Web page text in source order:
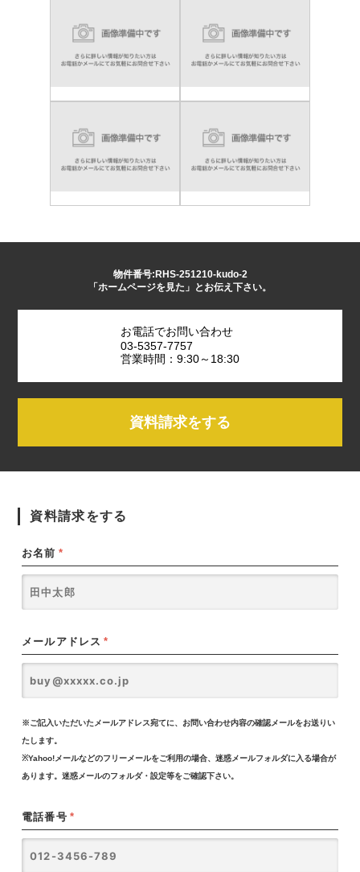
物件番号:RHS-251210-kudo-2
「ホームページを見た」とお伝え下さい。
お電話でお問い合わせ
03-5357-7757
営業時間：9:30～18:30
資料請求をする
資料請求をする
お名前 *
メールアドレス *
※ご記入いただいたメールアドレス宛てに、お問い合わせ内容の確認メールをお送りい
たします。
※Yahoo!メールなどのフリーメールをご利用の場合、迷惑メールフォルダに入る場合が
あります。迷惑メールのフォルダ・設定等をご確認下さい。
電話番号 *